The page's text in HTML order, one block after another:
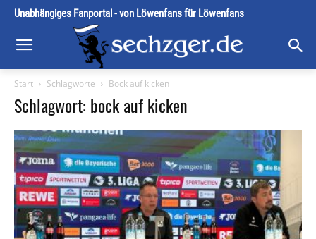
Unabhängiges Fanportal - von Löwenfans für Löwenfans
Start Schlagworte Bock auf kicken
Schlagwort: bock auf kicken